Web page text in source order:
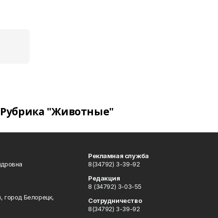
Рубрика "Животные"
город Белорецк,
Рекламная служба
8(34792) 3-39-92
Редакция
8 (34792) 3-03-55
Сотрудничество
8(34792) 3-39-92